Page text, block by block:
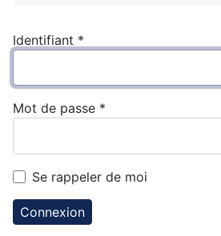
Identifiant *
Mot de passe *
Se rappeler de moi
Connexion